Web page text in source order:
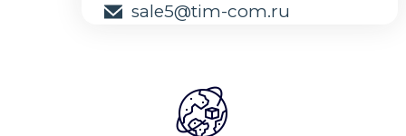
sale5@tim-com.ru